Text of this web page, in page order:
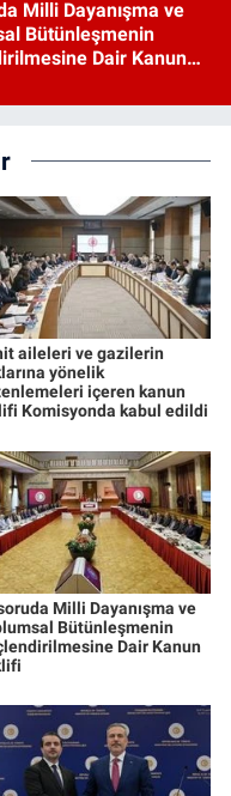
Milli Dayanışma ve
Bütünleşmenin
Dair Kanun
aileleri ve gazilerin
yönelik
içeren kanun
Komisyonda kabul edildi
Milli Dayanışma ve
Bütünleşmenin
Dair Kanun